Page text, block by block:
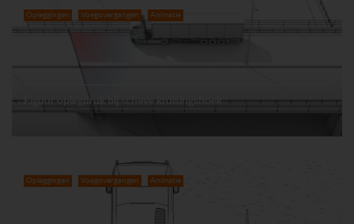
Opleggingen Voegovergangen Animatie
Figuur oplegdruk bij scheve kruisingshoek
Opleggingen Voegovergangen Animatie